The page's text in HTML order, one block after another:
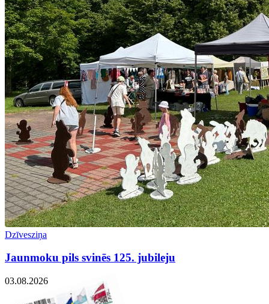
Dzīvesziņa
Jaunmoku pils svinēs 125. jubileju
03.08.2026